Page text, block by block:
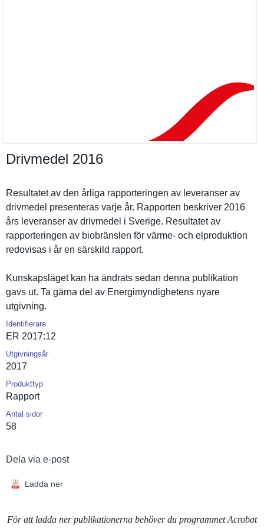
Drivmedel 2016
Resultatet av den årliga rapporteri­ngen av leveranser av
drivmedel presentera­s varje år. Rapporten beskriver 2016
års leveranser av drivmedel i Sverige. Resultatet av
rapporteri­ngen av biobränsle­n för värme- och elprodukti­on
redovisas i år en särskild rapport.
Kunskapslä­get kan ha ändrats sedan denna publikatio­n
gavs ut. Ta gärna del av Energimynd­ighetens nyare
utgivning.
Identifierare
ER 2017:12
Utgivningsår
2017
Produkttyp
Rapport
Antal sidor
58
Dela via e-post
Ladda ner
För att ladda ner publikationerna behöver du programmet Acrobat